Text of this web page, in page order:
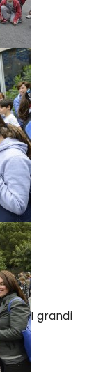
I grandi